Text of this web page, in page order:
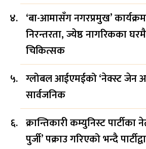
‘बा-आमासँग नगरप्रमुख’
निरन्तरता, ज्येष्ठ नागरिकका
चिकित्सक
ग्लोबल आईएमईको ‘नेक्स्ट जेन
सार्वजनिक
क्रान्तिकारी कम्युनिस्ट पार्टीका
पुर्जी’ पक्राउ गरिएको भन्दै